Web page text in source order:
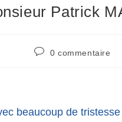
Patrick
0 commentaire
beaucoup de tristesse